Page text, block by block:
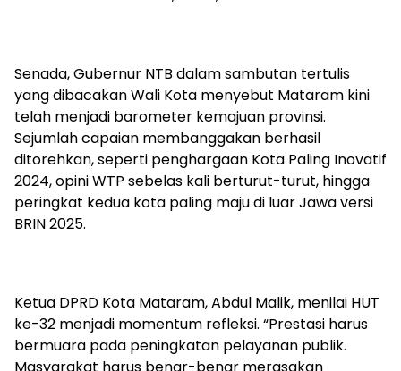
Senada, Gubernur NTB dalam sambutan tertulis
yang dibacakan Wali Kota menyebut Mataram kini
telah menjadi barometer kemajuan provinsi.
Sejumlah capaian membanggakan berhasil
ditorehkan, seperti penghargaan Kota Paling Inovatif
2024, opini WTP sebelas kali berturut-turut, hingga
peringkat kedua kota paling maju di luar Jawa versi
BRIN 2025.
Ketua DPRD Kota Mataram, Abdul Malik, menilai HUT
ke-32 menjadi momentum refleksi. “Prestasi harus
bermuara pada peningkatan pelayanan publik.
Masyarakat harus benar-benar merasakan